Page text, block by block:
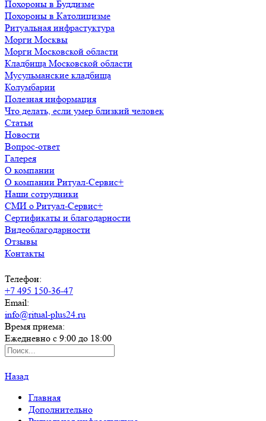
Похороны в Буддизме
Похороны в Католицизме
Ритуальная инфрастуктура
Морги Москвы
Морги Московской области
Кладбища Московской области
Мусульманские кладбища
Колумбарии
Полезная информация
Что делать, если умер близкий человек
Статьи
Новости
Вопрос-ответ
Галерея
О компании
О компании Ритуал-Сервис+
Наши сотрудники
СМИ о Ритуал-Сервис+
Сертификаты и благодарности
Видеоблагодарности
Отзывы
Контакты
Телефон:
+7 495 150-36-47
Email:
info@ritual-plus24.ru
Время приема:
Ежедневно с 9:00 до 18:00
Назад
Главная
Дополнительно